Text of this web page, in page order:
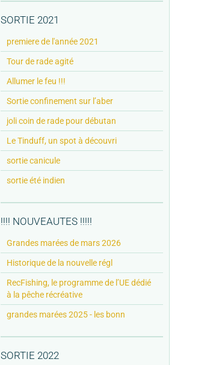
SORTIE 2021
premiere de l'année 2021
Tour de rade agité
Allumer le feu !!!
Sortie confinement sur l’aber
joli coin de rade pour débutan
Le Tinduff, un spot à découvri
sortie canicule
sortie été indien
!!!! NOUVEAUTES !!!!!
Grandes marées de mars 2026
Historique de la nouvelle régl
RecFishing, le programme de l’UE dédié
à la pêche récréative
grandes marées 2025 - les bonn
SORTIE 2022